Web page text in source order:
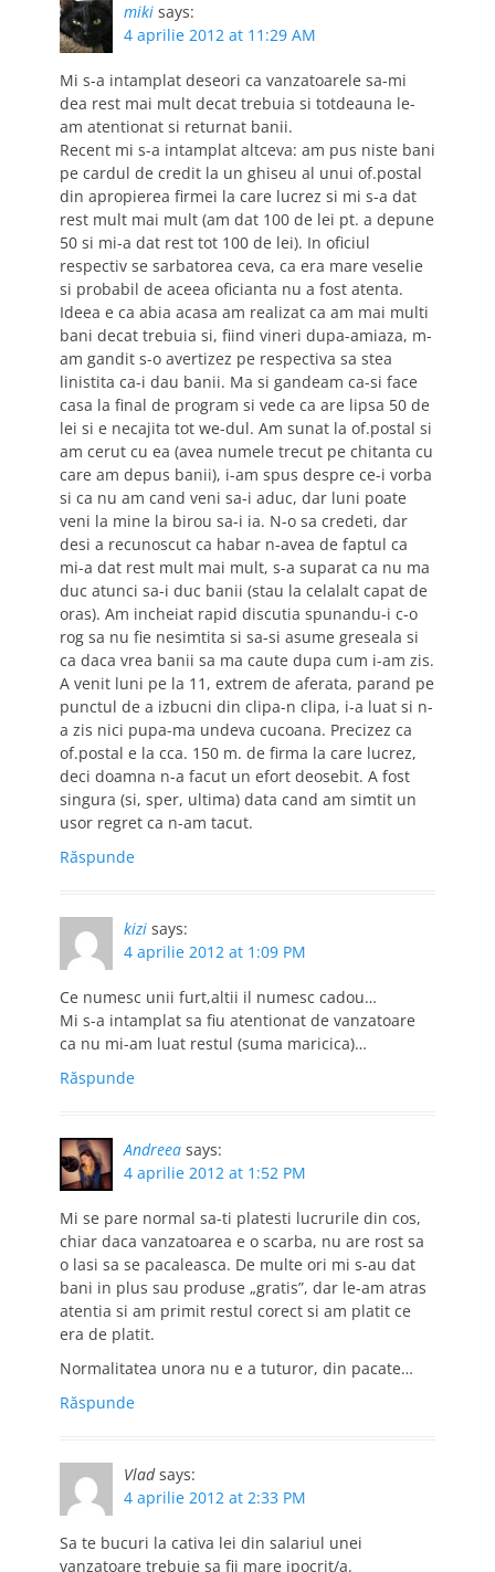
miki says:
4 aprilie 2012 at 11:29 AM
Mi s-a intamplat deseori ca vanzatoarele sa-mi
dea rest mai mult decat trebuia si totdeauna le-
am atentionat si returnat banii.
Recent mi s-a intamplat altceva: am pus niste bani
pe cardul de credit la un ghiseu al unui of.postal
din apropierea firmei la care lucrez si mi s-a dat
rest mult mai mult (am dat 100 de lei pt. a depune
50 si mi-a dat rest tot 100 de lei). In oficiul
respectiv se sarbatorea ceva, ca era mare veselie
si probabil de aceea oficianta nu a fost atenta.
Ideea e ca abia acasa am realizat ca am mai multi
bani decat trebuia si, fiind vineri dupa-amiaza, m-
am gandit s-o avertizez pe respectiva sa stea
linistita ca-i dau banii. Ma si gandeam ca-si face
casa la final de program si vede ca are lipsa 50 de
lei si e necajita tot we-dul. Am sunat la of.postal si
am cerut cu ea (avea numele trecut pe chitanta cu
care am depus banii), i-am spus despre ce-i vorba
si ca nu am cand veni sa-i aduc, dar luni poate
veni la mine la birou sa-i ia. N-o sa credeti, dar
desi a recunoscut ca habar n-avea de faptul ca
mi-a dat rest mult mai mult, s-a suparat ca nu ma
duc atunci sa-i duc banii (stau la celalalt capat de
oras). Am incheiat rapid discutia spunandu-i c-o
rog sa nu fie nesimtita si sa-si asume greseala si
ca daca vrea banii sa ma caute dupa cum i-am zis.
A venit luni pe la 11, extrem de aferata, parand pe
punctul de a izbucni din clipa-n clipa, i-a luat si n-
a zis nici pupa-ma undeva cucoana. Precizez ca
of.postal e la cca. 150 m. de firma la care lucrez,
deci doamna n-a facut un efort deosebit. A fost
singura (si, sper, ultima) data cand am simtit un
usor regret ca n-am tacut.
Răspunde
kizi says:
4 aprilie 2012 at 1:09 PM
Ce numesc unii furt,altii il numesc cadou…
Mi s-a intamplat sa fiu atentionat de vanzatoare
ca nu mi-am luat restul (suma maricica)…
Răspunde
Andreea says:
4 aprilie 2012 at 1:52 PM
Mi se pare normal sa-ti platesti lucrurile din cos,
chiar daca vanzatoarea e o scarba, nu are rost sa
o lasi sa se pacaleasca. De multe ori mi s-au dat
bani in plus sau produse „gratis”, dar le-am atras
atentia si am primit restul corect si am platit ce
era de platit.
Normalitatea unora nu e a tuturor, din pacate…
Răspunde
Vlad says:
4 aprilie 2012 at 2:33 PM
Sa te bucuri la cativa lei din salariul unei
vanzatoare trebuie sa fii mare ipocrit/a.